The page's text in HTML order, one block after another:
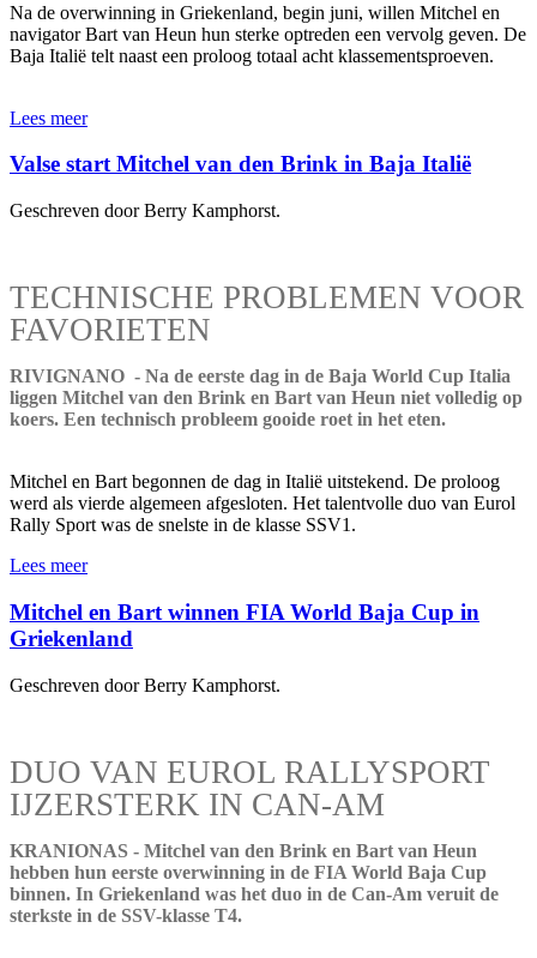
Na de overwinning in Griekenland, begin juni, willen Mitchel en
navigator Bart van Heun hun sterke optreden een vervolg geven. De
Baja Italië telt naast een proloog totaal acht klassementsproeven.
Lees meer
Valse start Mitchel van den Brink in Baja Italië
Geschreven door Berry Kamphorst.
TECHNISCHE PROBLEMEN VOOR
FAVORIETEN
RIVIGNANO - Na de eerste dag in de Baja World Cup Italia
liggen Mitchel van den Brink en Bart van Heun niet volledig op
koers. Een technisch probleem gooide roet in het eten.
Mitchel en Bart begonnen de dag in Italië uitstekend. De proloog
werd als vierde algemeen afgesloten. Het talentvolle duo van Eurol
Rally Sport was de snelste in de klasse SSV1.
Lees meer
Mitchel en Bart winnen FIA World Baja Cup in
Griekenland
Geschreven door Berry Kamphorst.
DUO VAN EUROL RALLYSPORT
IJZERSTERK IN CAN-AM
KRANIONAS - Mitchel van den Brink en Bart van Heun
hebben hun eerste overwinning in de FIA World Baja Cup
binnen. In Griekenland was het duo in de Can-Am veruit de
sterkste in de SSV-klasse T4.